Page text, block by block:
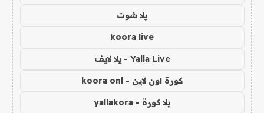
يلا شوت
koora live
Yalla Live - يلا لايف
كورة اون لاين - koora onl
يلا كورة - yallakora